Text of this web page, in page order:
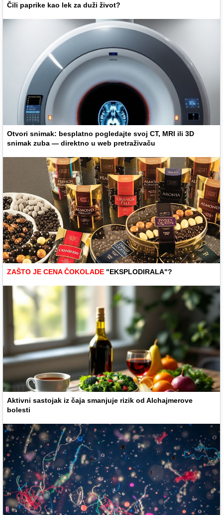
Čili paprike kao lek za duži život?
Otvori snimak: besplatno pogledajte svoj CT, MRI ili 3D
snimak zuba — direktno u web pretraživaču
ZAŠTO JE CENA ČOKOLADE "EKSPLODIRALA"?
Aktivni sastojak iz čaja smanjuje rizik od Alchajmerove
bolesti